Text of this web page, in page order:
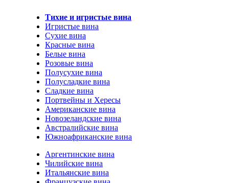
Тихие и игристые вина
Игристые вина
Сухие вина
Красные вина
Белые вина
Розовые вина
Полусухие вина
Полусладкие вина
Сладкие вина
Портвейны и Хересы
Американские вина
Новозеландские вина
Австралийские вина
Южноафриканские вина
Аргентинские вина
Чилийские вина
Итальянские вина